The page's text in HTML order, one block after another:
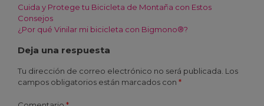
Navegación
de
entradas
Cuida y Protege tu Bicicleta de Montaña con Estos
Consejos
¿Por qué Vinilar mi bicicleta con Bigmono®?
Deja una respuesta
Tu dirección de correo electrónico no será publicada. Los
campos obligatorios están marcados con *